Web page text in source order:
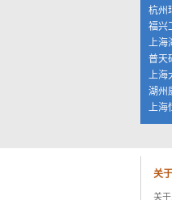
杭州
福兴
上
普天
上
湖州
上
晨
关
关